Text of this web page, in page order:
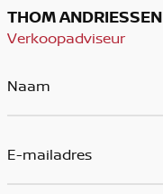
THOM ANDRIESSEN
Verkoopadviseur